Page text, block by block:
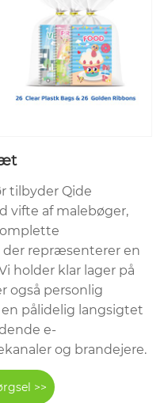
tilbyder Qide
vifte af malebøger,
der repræsenterer en
holder klar lager på
også personlig
pålidelig langsigtet
e-
og brandejere.
>>